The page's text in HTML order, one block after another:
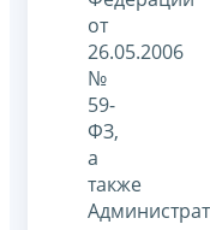
от
26.05.2006
№
59-
ФЗ,
а
также